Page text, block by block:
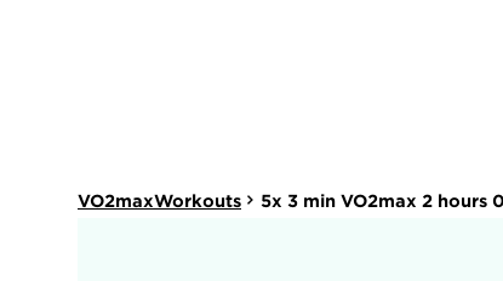
VO2maxWorkouts 5x 3 min VO2max 2 hours